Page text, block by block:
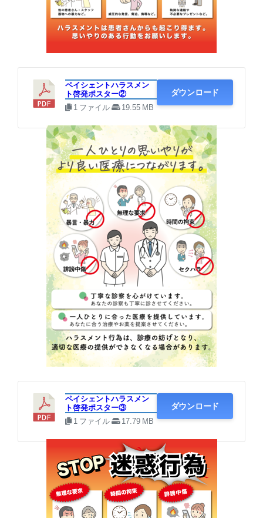
ペイシェントハラスメン
ト啓発ポスター②
1 ファイル
19.55 MB
ダウンロード
ペイシェントハラスメン
ト啓発ポスター③
1 ファイル
17.79 MB
ダウンロード